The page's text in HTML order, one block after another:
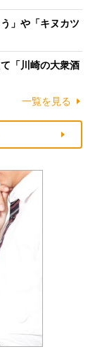
」や「キヌカツ
「川崎の大衆酒
一覧を見る